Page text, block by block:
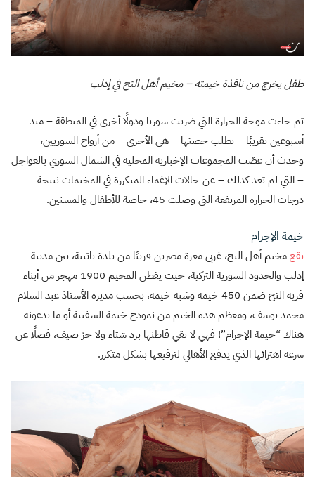
طفل يخرج من نافذة خيمته – مخيم أهل التح في إدلب
ثم جاءت موجة الحرارة التي ضربت سوريا ودولًا أخرى في المنطقة – منذ
أسبوعين تقريبًا – تطلب حصتها – هي الأخرى – من أرواح السوريين،
وحدث أن غصّت المجموعات الإخبارية المحلية في الشمال السوري بالعواجل
– التي لم تعد كذلك – عن حالات الإغماء المتكررة في المخيمات نتيجة
درجات الحرارة المرتفعة التي وصلت 45، خاصة للأطفال والمسنين.
خيمة الإجرام
يقعمخيم أهل التح، غربي معرة مصرين قريبًا من بلدة باتنتة، بين مدينة
إدلب والحدود السورية التركية، حيث يقطن المخيم 1900 مهجر من أبناء
قرية التح ضمن 450 خيمة وشبه خيمة، بحسب مديره الأستاذ عبد السلام
محمد يوسف، ومعظم هذه الخيم من نموذج خيمة السفينة أو ما يدعونه
هناك “خيمة الإجرام”! فهي لا تقي قاطنها برد شتاء ولا حرّ صيف، فضلًا عن
سرعة اهترائها الذي يدفع الأهالي لترقيعها بشكل متكرر.